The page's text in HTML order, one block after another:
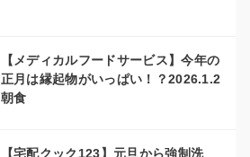
【メディカルフードサービス】今年の
正月は縁起物がいっぱい！？2026.1.2
朝食
【宅配クック123】元旦から強制洗